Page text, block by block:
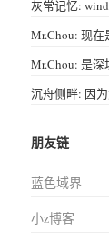
灰常记忆:
Mr.Chou: 现
Mr.Chou: 是
沉舟侧畔: 因
朋友链
蓝色域界
小z博客